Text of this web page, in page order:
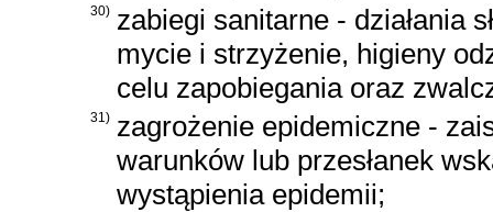
30) zabiegi sanitarne - działania
mycie i strzyżenie, higieny
celu zapobiegania oraz
31) zagrożenie epidemiczne -
warunków lub przesłanek
wystąpienia epidemii;